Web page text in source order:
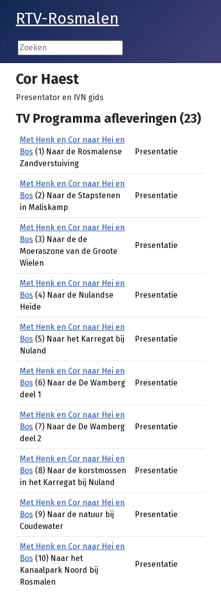
RTV-Rosmalen
Cor Haest
Presentator en IVN gids
TV Programma afleveringen (23)
Met Henk en Cor naar Hei en
Bos (1) Naar de Rosmalense
Zandverstuiving
Presentatie
Met Henk en Cor naar Hei en
Bos (2) Naar de Stapstenen
in Maliskamp
Presentatie
Met Henk en Cor naar Hei en
Bos (3) Naar de de
Moeraszone van de Groote
Wielen
Presentatie
Met Henk en Cor naar Hei en
Bos (4) Naar de Nulandse
Heide
Presentatie
Met Henk en Cor naar Hei en
Bos (5) Naar het Karregat bij
Nuland
Presentatie
Met Henk en Cor naar Hei en
Bos (6) Naar de De Wamberg
deel 1
Presentatie
Met Henk en Cor naar Hei en
Bos (7) Naar de De Wamberg
deel 2
Presentatie
Met Henk en Cor naar Hei en
Bos (8) Naar de korstmossen
in het Karregat bij Nuland
Presentatie
Met Henk en Cor naar Hei en
Bos (9) Naar de natuur bij
Coudewater
Presentatie
Met Henk en Cor naar Hei en
Bos (10) Naar het
Kanaalpark Noord bij
Rosmalen
Presentatie